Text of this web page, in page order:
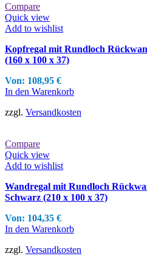
Compare
Quick view
Add to wishlist
Kopfregal mit Rundloch
(160 x 100 x 37)
Von: 108,95 €
In den Warenkorb
zzgl. Versandkosten
Compare
Quick view
Add to wishlist
Wandregal mit Rundloch
Schwarz (210 x 100 x 37)
Von: 104,35 €
In den Warenkorb
zzgl. Versandkosten